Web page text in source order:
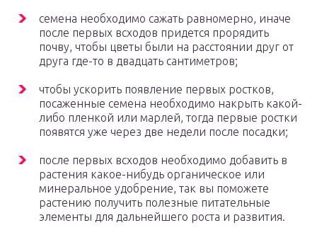
семена необходимо сажать равномерно, иначе
после первых всходов придется прорядить
почву, чтобы цветы были на расстоянии друг от
друга где-то в двадцать сантиметров;
чтобы ускорить появление первых ростков,
посаженные семена необходимо накрыть какой-
либо пленкой или марлей, тогда первые ростки
появятся уже через две недели после посадки;
после первых всходов необходимо добавить в
растения какое-нибудь органическое или
минеральное удобрение, так вы поможете
растению получить полезные питательные
элементы для дальнейшего роста и развития.